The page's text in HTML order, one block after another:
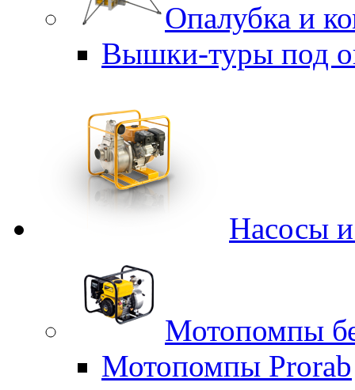
Опалубка и
Вышки-туры под
Насосы
Мотопомпы
Мотопомпы Prorab